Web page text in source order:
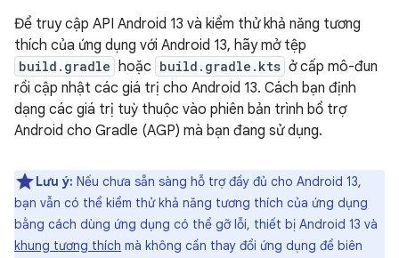
Để truy cập API Android 13 và kiểm thử khả năng tương
thích của ứng dụng với Android 13, hãy mở tệp
build.gradle hoặc build.gradle.kts ở cấp mô-đun
rồi cập nhật các giá trị cho Android 13. Cách bạn định
dạng các giá trị tuỳ thuộc vào phiên bản trình bổ trợ
Android cho Gradle (AGP) mà bạn đang sử dụng.
Lưu ý: Nếu chưa sẵn sàng hỗ trợ đầy đủ cho Android 13,
bạn vẫn có thể kiểm thử khả năng tương thích của ứng dụng
bằng cách dùng ứng dụng có thể gỡ lỗi, thiết bị Android 13 và
khung tương thích mà không cần thay đổi ứng dụng để biên